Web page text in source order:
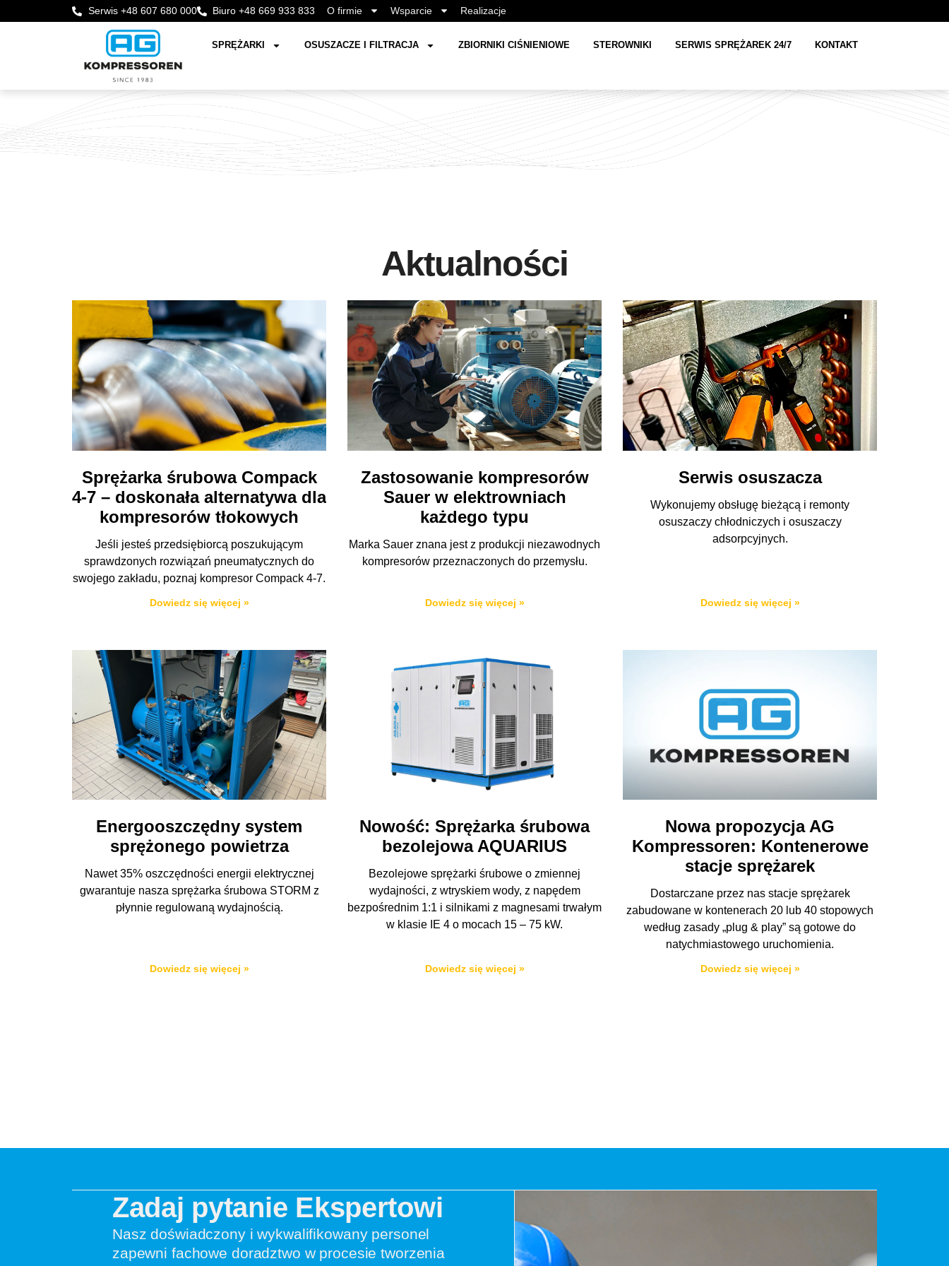
Serwis +48 607 680 000 Biuro +48 669 933 833 O firmie Wsparcie Realizacje
SPRĘŻARKI OSUSZACZE I FILTRACJA ZBIORNIKI CIŚNIENIOWE STEROWNIKI SERWIS SPRĘŻAREK 24/7 KONTAKT
Aktualności
Sprężarka śrubowa Compack
4-7 – doskonała alternatywa dla
kompresorów tłokowych
Jeśli jesteś przedsiębiorcą poszukującym
sprawdzonych rozwiązań pneumatycznych do
swojego zakładu, poznaj kompresor Compack 4-7.
Dowiedz się więcej »
Zastosowanie kompresorów
Sauer w elektrowniach
każdego typu
Marka Sauer znana jest z produkcji niezawodnych
kompresorów przeznaczonych do przemysłu.
Dowiedz się więcej »
Serwis osuszacza
Wykonujemy obsługę bieżącą i remonty
osuszaczy chłodniczych i osuszaczy
adsorpcyjnych.
Dowiedz się więcej »
Energooszczędny system
sprężonego powietrza
Nawet 35% oszczędności energii elektrycznej
gwarantuje nasza sprężarka śrubowa STORM z
płynnie regulowaną wydajnością.
Dowiedz się więcej »
Nowość: Sprężarka śrubowa
bezolejowa AQUARIUS
Bezolejowe sprężarki śrubowe o zmiennej
wydajności, z wtryskiem wody, z napędem
bezpośrednim 1:1 i silnikami z magnesami trwałym
w klasie IE 4 o mocach 15 – 75 kW.
Dowiedz się więcej »
Nowa propozycja AG
Kompressoren: Kontenerowe
stacje sprężarek
Dostarczane przez nas stacje sprężarek
zabudowane w kontenerach 20 lub 40 stopowych
według zasady „plug & play” są gotowe do
natychmiastowego uruchomienia.
Dowiedz się więcej »
Zadaj pytanie Ekspertowi
Nasz doświadczony i wykwalifikowany personel
zapewni fachowe doradztwo w procesie tworzenia